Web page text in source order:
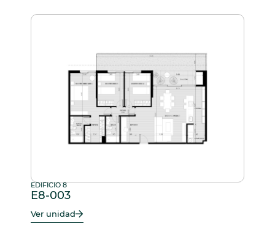
EDIFICIO 8
E8-003
Ver unidad